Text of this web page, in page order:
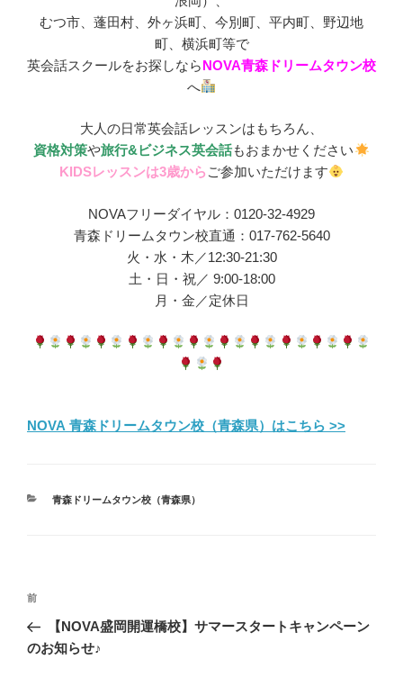
むつ市、蓬田村、外ヶ浜町、今別町、平内町、野辺地
町、横浜町等で
英会話スクールをお探しならNOVA青森ドリームタウン校
へ
大人の日常英会話レッスンはもちろん、
資格対策や旅行&ビジネス英会話もおまかせください
KIDSレッスンは3歳から ご参加いただけます
NOVAフリーダイヤル：0120-32-4929
青森ドリームタウン校直通：017-762-5640
火・水・木／12:30-21:30
土・日・祝／ 9:00-18:00
月・金／定休日
NOVA 青森ドリームタウン校（青森県）はこちら >>
カ
青森ドリームタウン校（青森県）
投
ナ
前
の
投
前
【NOVA盛岡開運橋校】サマースタートキャンペーン
のお知らせ♪